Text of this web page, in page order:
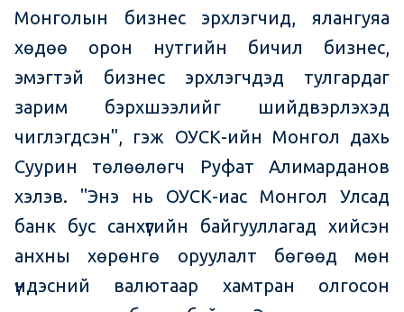
Монголын бизнес эрхлэгчид, ялангуяа
хөдөө орон нутгийн бичил бизнес,
эмэгтэй бизнес эрхлэгчдэд тулгардаг
зарим бэрхшээлийг шийдвэрлэхэд
чиглэгдсэн", гэж ОУСК-ийн Монгол дахь
Cуурин төлөөлөгч Руфат Алимарданов
хэлэв. "Энэ нь ОУСК-иас Монгол Улсад
банк бус санхүүгийн байгууллагад хийсэн
анхны хөрөнгө оруулалт бөгөөд мөн
үндэсний валютаар хамтран олгосон